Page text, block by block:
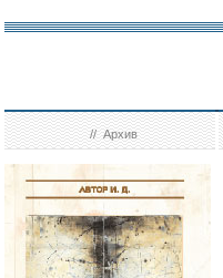
//Архив